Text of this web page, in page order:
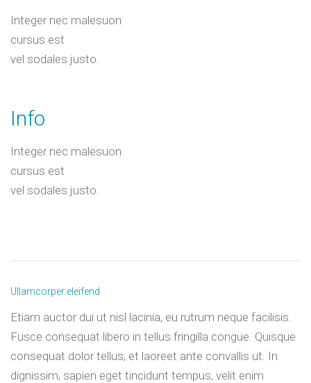
Integer nec malesuon
cursus est
vel sodales justo.
Info
Integer nec malesuon
cursus est
vel sodales justo.
Ullamcorper eleifend
Etiam auctor dui ut nisl lacinia, eu rutrum neque facilisis.
Fusce consequat libero in tellus fringilla congue. Quisque
consequat dolor tellus, et laoreet ante convallis ut. In
dignissim, sapien eget tincidunt tempus, velit enim